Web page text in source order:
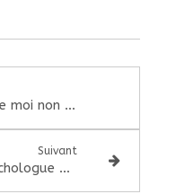
Télétravail, je t'aime moi non plus
Suivant
Synergie avec Agathe, Psychologue – Naturopathe en Périnatalité, au féminin, adulte